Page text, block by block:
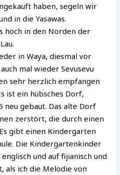
haben, segeln wir
in die Yasawas.
hoch in den Norden der
in Waya, diesmal vor
mal wieder Sevusevu
sehr herzlich empfangen
ist ein hübsches Dorf,
neu gebaut. Das alte Dorf
zerstört, die durch einen
gibt einen Kindergarten
Die Kindergartenkinder
und auf fijianisch und
als ich die Melodie von